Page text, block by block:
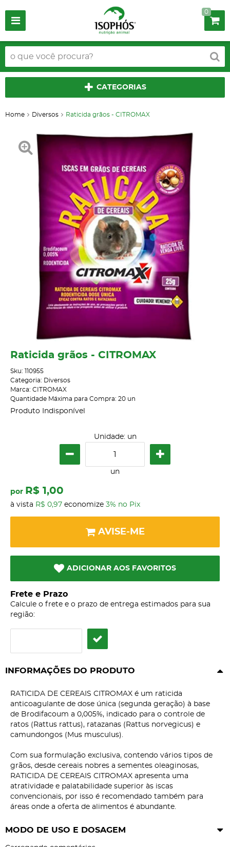
0
CATEGORIAS
Home Diversos Raticida grãos - CITROMAX
Raticida grãos - CITROMAX
Sku: 110955
Categoria: Diversos
Marca: CITROMAX
Quantidade Máxima para Compra: 20 un
Produto Indisponível
Unidade: un
un
por R$ 1,00
à vista R$ 0,97 economize 3% no Pix
AVISE-ME
ADICIONAR AOS FAVORITOS
Frete e Prazo
Calcule o frete e o prazo de entrega estimados para sua
região:
INFORMAÇÕES DO PRODUTO
RATICIDA DE CEREAIS CITROMAX é um raticida
anticoagulante de dose única (segunda geração) à base
de Brodifacoum a 0,005%, indicado para o controle de
ratos (Rattus rattus), ratazanas (Rattus norvegicus) e
camundongos (Mus musculus).
Com sua formulação exclusiva, contendo vários tipos de
grãos, desde cereais nobres a sementes oleaginosas,
RATICIDA DE CEREAIS CITROMAX apresenta uma
atratividade e palatabilidade superior às iscas
convencionais, por isso é recomendado também para
áreas onde a oferta de alimentos é abundante.
MODO DE USO E DOSAGEM